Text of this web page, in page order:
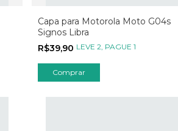
Capa para Motorola Moto G04s
Signos Libra
R$39,90 LEVE 2, PAGUE 1
Comprar